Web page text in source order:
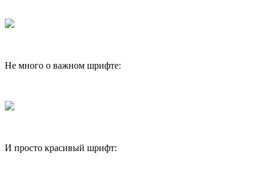
Не много о важном шрифте:
И просто красивый шрифт: